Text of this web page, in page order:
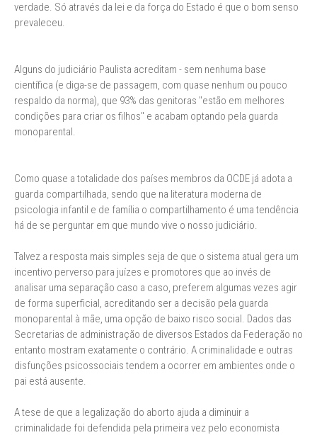
verdade. Só através da lei e da força do Estado é que o bom senso
prevaleceu.
Alguns do judiciário Paulista acreditam - sem nenhuma base
científica (e diga-se de passagem, com quase nenhum ou pouco
respaldo da norma), que 93% das genitoras "estão em melhores
condições para criar os filhos" e acabam optando pela guarda
monoparental.
Como quase a totalidade dos países membros da OCDE já adota a
guarda compartilhada, sendo que na literatura moderna de
psicologia infantil e de família o compartilhamento é uma tendência
há de se perguntar em que mundo vive o nosso judiciário.
Talvez a resposta mais simples seja de que o sistema atual gera um
incentivo perverso para juízes e promotores que ao invés de
analisar uma separação caso a caso, preferem algumas vezes agir
de forma superficial, acreditando ser a decisão pela guarda
monoparental à mãe, uma opção de baixo risco social. Dados das
Secretarias de administração de diversos Estados da Federação no
entanto mostram exatamente o contrário. A criminalidade e outras
disfunções psicossociais tendem a ocorrer em ambientes onde o
pai está ausente.
A tese de que a legalização do aborto ajuda a diminuir a
criminalidade foi defendida pela primeira vez pelo economista